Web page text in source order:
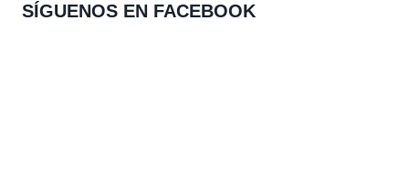
SÍGUENOS EN FACEBOOK